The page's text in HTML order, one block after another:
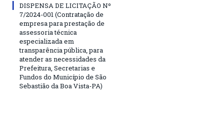
DISPENSA DE LICITAÇÃO Nº
7/2024-001 (Contratação de
empresa para prestação de
assessoria técnica
especializada em
transparência pública, para
atender as necessidades da
Prefeitura, Secretarias e
Fundos do Município de São
Sebastião da Boa Vista-PA)